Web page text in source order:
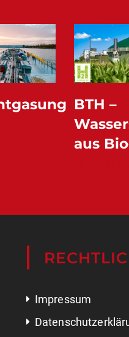
BTH –
aus
Impressum